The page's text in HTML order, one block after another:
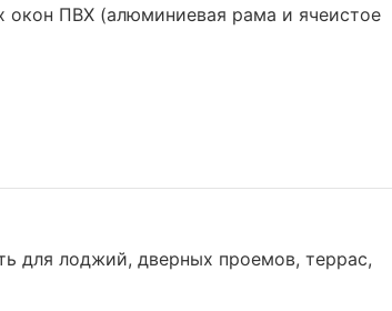
окон ПВХ (алюминиевая рама и ячеистое
для лоджий, дверных проемов, террас,